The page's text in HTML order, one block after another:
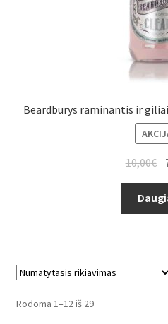
Beardburys raminantis ir
10,00€
Rodoma 1–12 iš 29